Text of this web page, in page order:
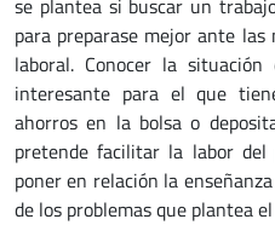
se plantea si buscar un
para preparase mejor ante las
laboral. Conocer la
interesante para el que
ahorros en la bolsa o
pretende facilitar la labor
poner en relación la
de los problemas que plantea